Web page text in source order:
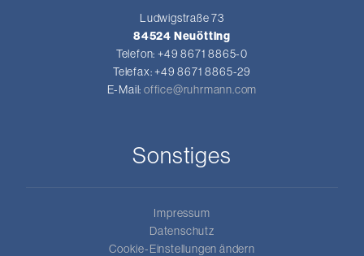
Ludwigstraße 73
84524 Neuötting
Telefon: +49 8671 8865-0
Telefax: +49 8671 8865-29
E-Mail:office@ruhrmann.com
Sonstiges
Impressum
Datenschutz
Cookie-Einstellungen ändern